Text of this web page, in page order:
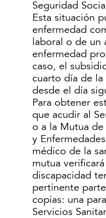
Seguridad
Esta situación
enfermedad
laboral o de un
enfermedad
caso, el
cuarto día de
desde el día
Para obtener
que acudir al
o a la Mutua
y
médico de la
mutua
discapacidad
pertinente
copias: una
Servicios